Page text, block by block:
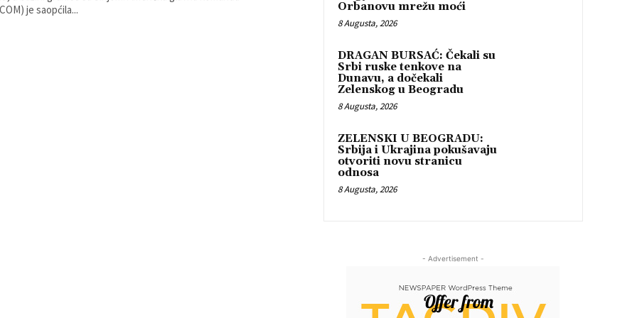
je saopćila...
Orbanovu mrežu moći
8 Augusta, 2026
DRAGAN BURSAĆ: Čekali su
Srbi ruske tenkove na
Dunavu, a dočekali
Zelenskog u Beogradu
8 Augusta, 2026
ZELENSKI U BEOGRADU:
Srbija i Ukrajina pokušavaju
otvoriti novu stranicu
odnosa
8 Augusta, 2026
- Advertisement -